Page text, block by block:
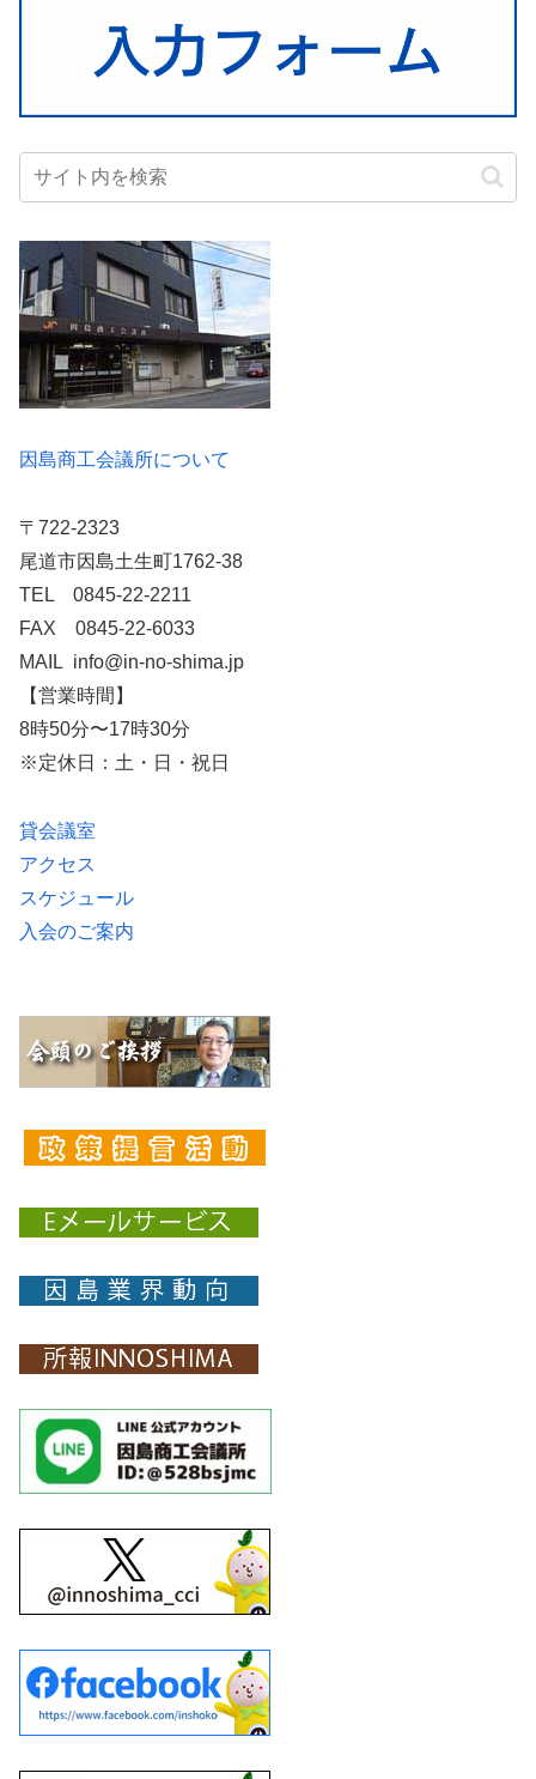
因島商工会議所について
〒722-2323
尾道市因島土生町1762-38
TEL 0845-22-2211
FAX 0845-22-6033
MAIL info@in-no-shima.jp
【営業時間】
8時50分〜17時30分
※定休日：土・日・祝日
貸会議室
アクセス
スケジュール
入会のご案内